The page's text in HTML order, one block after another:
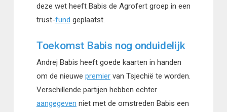
deze wet heeft Babis de Agrofert groep in een
trust-fund geplaatst.
Toekomst Babis nog onduidelijk
Andrej Babis heeft goede kaarten in handen
om de nieuwe premiervan Tsjechië te worden.
Verschillende partijen hebben echter
aangegeven niet met de omstreden Babis een